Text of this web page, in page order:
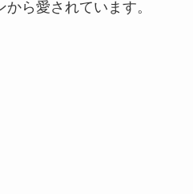
ら愛されています。